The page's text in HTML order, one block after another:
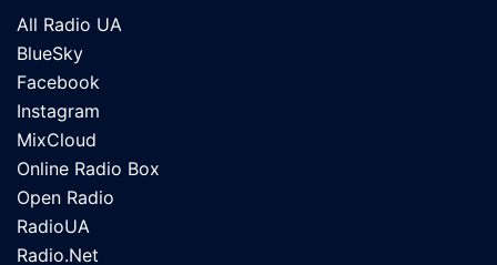
All Radio UA
BlueSky
Facebook
Instagram
MixCloud
Online Radio Box
Open Radio
RadioUA
Radio.Net